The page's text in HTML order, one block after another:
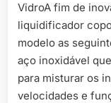
VidroA fim de
liquidificador
modelo as
aço inoxidável
para misturar os
velocidades e